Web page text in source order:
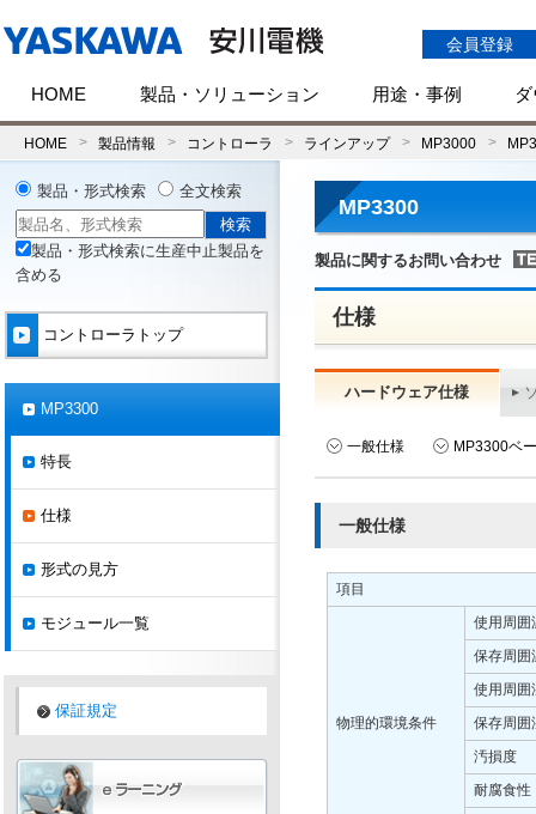
会員登録
HOME 製品・ソリューション 用途・事例
HOME 製品情報 コントローラ ラインアップ MP3000
MP3300
製品に関するお問い合わせ
仕様
ハードウェア仕様
一般仕様 MP3300ベ
一般仕様
項目
物理的環境条件
使用周囲
保存周囲
使用周囲
保存周囲
汚損度
耐腐食性
製品・形式検索 全文検索
製品・形式検索に生産中止製品を
含める
コントローラトップ
MP3300
特長
仕様
形式の見方
モジュール一覧
保証規定